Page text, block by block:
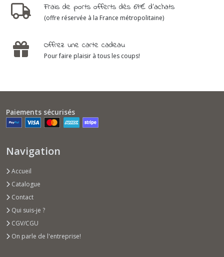
Frais de ports offerts dès 69€ d'achats
(offre réservée à la France métropolitaine)
Offrez une carte cadeau
Pour faire plaisir à tous les coups!
Paiements sécurisés
Navigation
Accueil
Catalogue
Contact
Qui suis-je ?
CGV/CGU
On parle de l'entreprise!